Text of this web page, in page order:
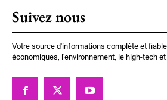
Suivez nous
Votre source d'informations complète et
économiques, l'environnement, le high-tech